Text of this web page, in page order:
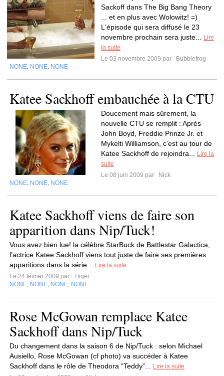
Sackoff dans The Big Bang Theory
... et en plus avec Wolowitz! =)
L'épisode qui sera diffusé le 23
novembre prochain sera juste...
Lire
la suite
Le 03 novembre 2009 par
Bubblefrog
NONE NONE NONE
Katee Sackhoff embauchée à la CTU
Doucement mais sûrement, la
nouvelle CTU se remplit : Après
John Boyd, Freddie Prinze Jr. et
Mykelti Williamson, c’est au tour de
Katee Sackhoff de rejoindra...
Lire la
suite
Le 08 juin 2009 par
Nick
NONE NONE NONE
Katee Sackhoff viens de faire son
apparition dans Nip/Tuck!
Vous avez bien lue! la célèbre StarBuck de Battlestar Galactica,
l’actrice Katee Sackhoff viens tout juste de faire ses premières
apparitions dans la série...
Lire la suite
Le 24 février 2009 par
Ttiger
NONE NONE NONE NONE
Rose McGowan remplace Katee
Sackhoff dans Nip/Tuck
Du changement dans la saison 6 de Nip/Tuck : selon Michael
Ausiello, Rose McGowan (cf photo) va succéder à Katee
Sackhoff dans le rôle de Theodora “Teddy”...
Lire la suite